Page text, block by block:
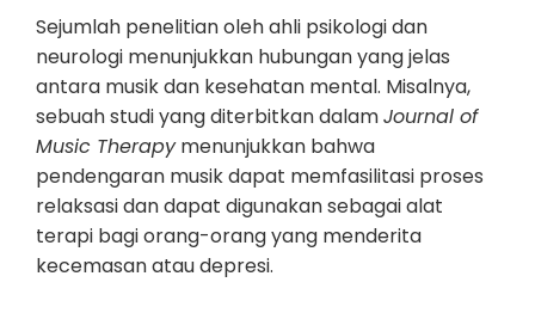
Sejumlah penelitian oleh ahli psikologi dan
neurologi menunjukkan hubungan yang jelas
antara musik dan kesehatan mental. Misalnya,
sebuah studi yang diterbitkan dalamJournal of
Music Therapymenunjukkan bahwa
pendengaran musik dapat memfasilitasi proses
relaksasi dan dapat digunakan sebagai alat
terapi bagi orang-orang yang menderita
kecemasan atau depresi.